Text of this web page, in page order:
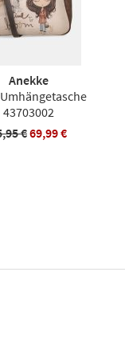
Anekke
43703002
€69,99 €